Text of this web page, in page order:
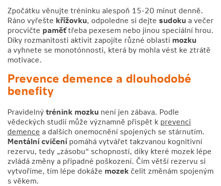
Zpočátku věnujte tréninku alespoň 15-20 minut denně.
Ráno vyřešte křížovku, odpoledne si dejte sudoku a večer
procvičte paměťtřeba pexesem nebo jinou speciální hrou.
Díky rozmanitosti aktivit zapojíte různé oblasti mozku
a vyhnete se monotónnosti, která by mohla vést ke ztrátě
motivace.
Prevence demence a dlouhodobé
benefity
Pravidelnýtrénink mozku není jen zábava. Podle
vědeckých studií může významně přispět k prevenci
demence a dalších onemocnění spojených se stárnutím.
Mentální cvičenípomáhá vytvářet takzvanou kognitivní
rezervu, tedy „zásobu“ schopností, díky které mozek lépe
zvládá změny a případné poškození. Čím větší rezervu si
vytvoříme, tím lépe dokáže mozekčelit změnám spojeným
s věkem.